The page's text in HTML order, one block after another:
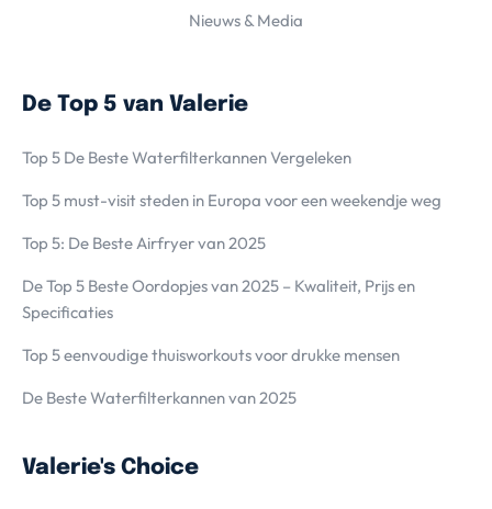
Nieuws & Media
De Top 5 van Valerie
Top 5 De Beste Waterfilterkannen Vergeleken
Top 5 must-visit steden in Europa voor een weekendje weg
Top 5: De Beste Airfryer van 2025
De Top 5 Beste Oordopjes van 2025 – Kwaliteit, Prijs en
Specificaties
Top 5 eenvoudige thuisworkouts voor drukke mensen
De Beste Waterfilterkannen van 2025
Valerie's Choice